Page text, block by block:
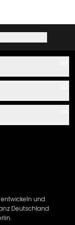
und
Deutschland